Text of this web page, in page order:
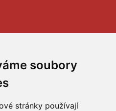
soubory
stránky používají